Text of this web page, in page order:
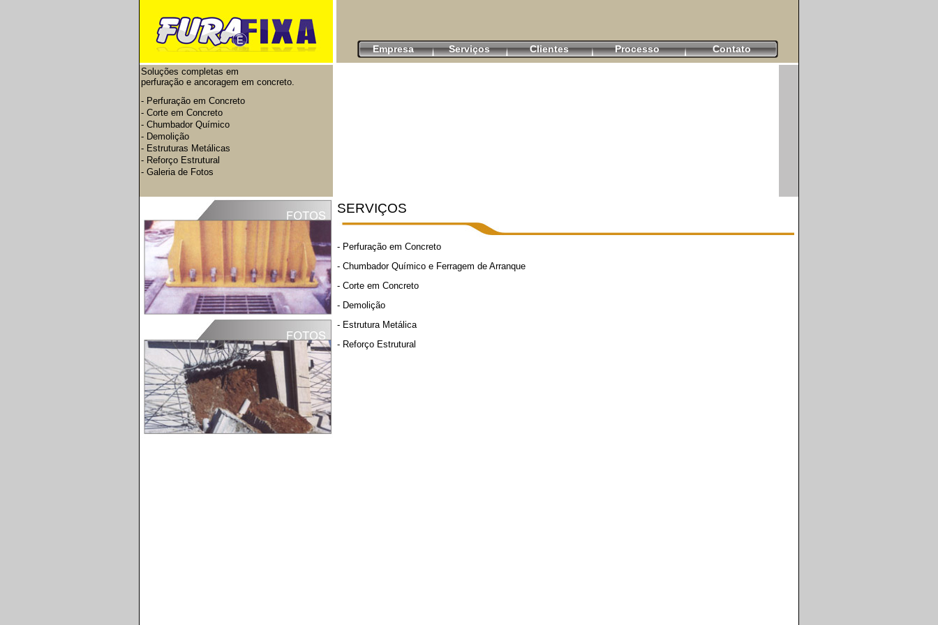
Soluções completas em
perfuração e ancoragem em concreto.
- Perfuração em Concreto
- Corte em Concreto
- Chumbador Químico
- Demolição
- Estruturas Metálicas
- Reforço Estrutural
- Galeria de Fotos
Empresa Serviços Clientes Processo Contato
SERVIÇOS
- Perfuração em Concreto
- Chumbador Químico e Ferragem de Arranque
- Corte em Concreto
- Demolição
- Estrutura Metálica
- Reforço Estrutural